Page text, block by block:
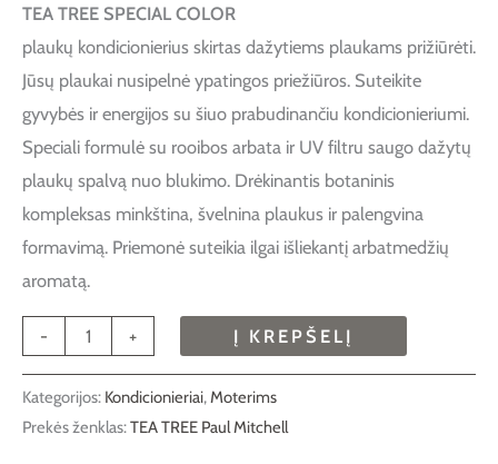
TEA TREE SPECIAL COLOR
plaukų kondicionierius skirtas dažytiems plaukams prižiūrėti.
Jūsų plaukai nusipelnė ypatingos priežiūros. Suteikite
gyvybės ir energijos su šiuo prabudinančiu kondicionieriumi.
Speciali formulė su rooibos arbata ir UV filtru saugo dažytų
plaukų spalvą nuo blukimo. Drėkinantis botaninis
kompleksas minkština, švelnina plaukus ir palengvina
formavimą. Priemonė suteikia ilgai išliekantį arbatmedžių
aromatą.
- + Į KREPŠELĮ
Kategorijos: Kondicionieriai,Moterims
Prekės ženklas:TEA TREE Paul Mitchell